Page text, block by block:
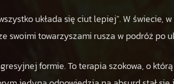
układa się ciut lepiej”. W świecie,
swoimi towarzyszami rusza w podróż po
formie. To terapia szokowa, o